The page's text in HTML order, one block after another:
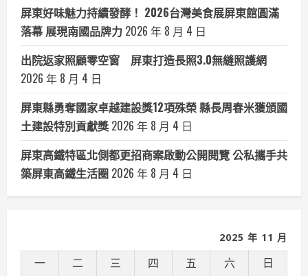
屏東好味魅力持續發酵！ 2026台灣美食展屏東館圓滿
落幕 展現南國品牌力 2026 年 8 月 4 日
出院返家照顧零空窗 屏東打造長照3.0無縫照護網
2026 年 8 月 4 日
屏東縣勇奪國家卓越建設獎12項殊榮 縣長周春米獲頒國
土建設特別貢獻獎 2026 年 8 月 4 日
屏東高鐵特區北側都更招商案啟動公開閱覽 公私攜手共
築屏東高鐵生活圈 2026 年 8 月 4 日
2025 年 11 月
一 二 三 四 五 六 日